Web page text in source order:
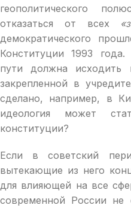
геополитического
отказаться от всех
демократического
Конституции 1993 года.
пути должна исходить
закрепленной в
сделано, например, в
идеология может
конституции?
Если в советский
вытекающие из него
для влияющей на все
современной России не